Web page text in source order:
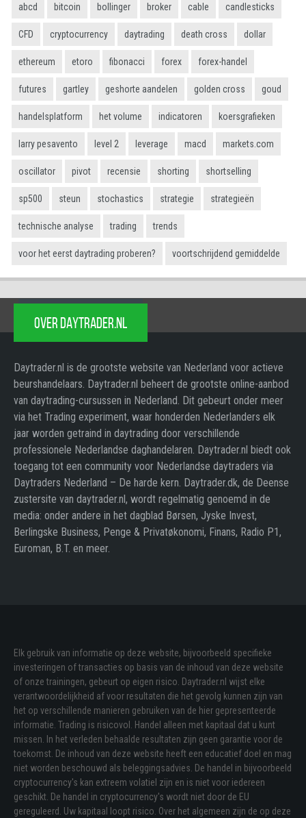
abcd bitcoin bollinger broker cable candlesticks
CFD cryptocurrency daytrading death cross dollar
ethereum etoro fibonacci forex forex-handel
futures gartley geshorte aandelen golden cross goud
handelsplatform het volume indicatoren koersgrafieken
larry pesavento level 2 leverage macd markets.com
oscillator pivot recensie shorting shortselling
sp500 steun stochastics strategie strategieën
technische analyse trading trends
voor het eerst daytrading proberen? voortschrijdend gemiddelde
OVER DAYTRADER.NL
Daytrader.nl is de grootste website van Nederland voor actieve
beurshandelaars. Daytrader.nl beheert de grootste online-aanbod
van daytrading-cursussen in Nederland. Dit gebeurt onder meer
via het Trading experiment, waar honderden Nederlanders elk
jaar worden getraind in daytrading door verschillende
professionele Nederlandse daghandelaren. Daytrader.nl biedt ook
toegang tot een community voor Nederlandse daytraders via
Daytraders Nederland – De harde kern. Daytrader.dk, de Deense
zustersite van daytrader.nl, wordt regelmatig genoemd in de
media: onder andere in het dagblad Børsen, Jyske Invest,
Berlingske Business, Penge & Privatøkonomi, Finans, Radio P1,
Euroman, B.T. en meer.
Elk gebruik van informatie op deze website, bijvoorbeeld specifieke
investeringen of transacties op basis van de inhoud van deze website
of onze trainingen, gebeurt op eigen risico. Daytrader.nl wijst elke
verantwoordelijkheid af voor resultaten die het gevolg kunnen zijn van
het op verschillende manieren gebruiken van de hier gepresenteerde
informatie. Trading is risicovol. Handel alleen met kapitaal dat u kunt
missen. In het verleden behaalde resultaten zijn geen garantie voor de
toekomst. De inhoud van deze website heeft een educatief doel en mag
niet worden beschouwd als beleggingsadvies. De handel in bijvoorbeeld
cryptocurrency's kan extreem volatiel zijn en is niet voor iedereen
geschikt. De handel in cryptocurrency's wordt niet door de EU
gereguleerd. Uw kapitaal loopt risico. Over het algemeen zijn de op deze